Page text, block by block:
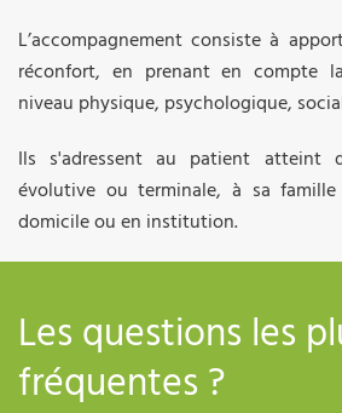
L’accompagnement consiste à
réconfort, en prenant en compte
niveau physique, psychologique,
Ils s'adressent au patient atteint
évolutive ou terminale, à sa
domicile ou en institution.
Les questions les
fréquentes ?